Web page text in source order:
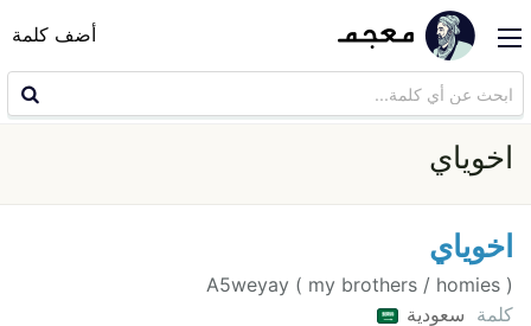
أضف كلمة
اخوياي
اخوياي
A5weyay ( my brothers / homies )
كلمة سعودية